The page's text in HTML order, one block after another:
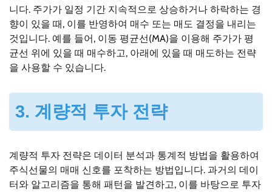
니다. 주가가 일정 기간 지속적으로 상승하거나 하락하는 경
향이 있을 때, 이를 반영하여 매수 또는 매도 결정을 내리는
것입니다. 예를 들어, 이동 평균선(MA)을 이용해 주가가 평
균선 위에 있을 때 매수하고, 아래에 있을 때 매도하는 전략
을 사용할 수 있습니다.
3. 계량적 투자 전략
계량적 투자 전략은 데이터 분석과 통계적 방법을 활용하여
주식선물의 매매 신호를 포착하는 방법입니다. 과거의 데이
터와 알고리즘을 통해 패턴을 발견하고, 이를 바탕으로 투자